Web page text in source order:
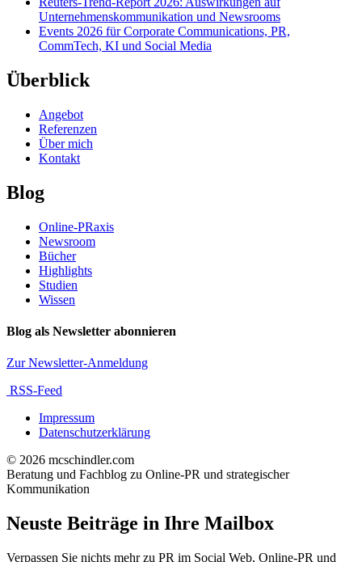
Unternehmenskommunikation und Newsrooms
Events 2026 für Corporate Communications, PR,
CommTech, KI und Social Media
Überblick
Angebot
Referenzen
Über mich
Kontakt
Blog
Online-PRaxis
Newsroom
Bücher
Highlights
Studien
Wissen
Blog als Newsletter abonnieren
Zur Newsletter-Anmeldung
RSS-Feed
Impressum
Datenschutzerklärung
© 2026 mcschindler.com
Beratung und Fachblog zu Online-PR und strategischer
Kommunikation
Neuste Beiträge in Ihre Mailbox
Verpassen Sie nichts mehr zu PR im Social Web, Online-PR und